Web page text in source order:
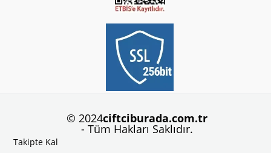
© 2024ciftciburada.com.tr
- Tüm Hakları Saklıdır.
Takipte Kal